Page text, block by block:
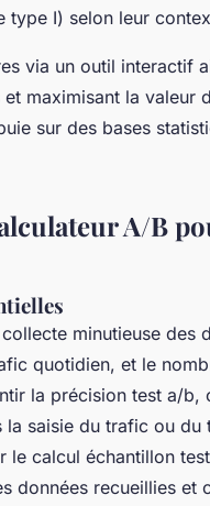
I) selon leur
via un outil interactif
maximisant la valeur
sur des bases
A/B
minutieuse des
quotidien, et le
la précision test a/b,
saisie du trafic ou
le calcul échantillon
données recueillies et